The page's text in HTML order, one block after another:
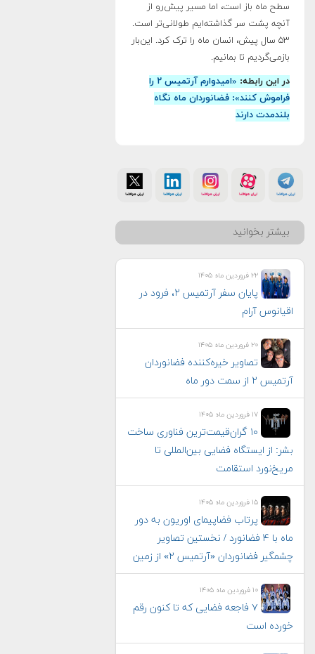
سطح ماه باز است، اما مسیر پیش‌رو از
آنچه پشت سر گذاشته‌ایم طولانی‌تر است.
۵۳ سال پیش، انسان ماه را ترک کرد. این‌بار
بازمی‌گردیم تا بمانیم.
در این رابطه:
«امیدوارم آرتمیس ۲ را
فراموش کنند»: فضانوردان ماه نگاه
بلندمدت دارند
بیشتر بخوانید
۲۲ فروردین ماه ۱۴۰۵
پایان سفر آرتمیس ۲، فرود در
اقیانوس آرام
۲۰ فروردین ماه ۱۴۰۵
تصاویر خیره‌کننده فضانوردان
آرتمیس ۲ از سمت دور ماه
۱۷ فروردین ماه ۱۴۰۵
۱۰ گران‌قیمت‌ترین فناوری‌ ساخت
بشر: از ایستگاه فضایی بین‌المللی تا
مریخ‌نورد استقامت
۱۵ فروردین ماه ۱۴۰۵
پرتاب فضاپیمای اوریون به دور
ماه با ۴ فضانورد / نخستین تصاویر
چشمگیر فضانوردان «آرتمیس ۲» از زمین
۱۰ فروردین ماه ۱۴۰۵
۷ فاجعه فضایی که تا کنون رقم
خورده است